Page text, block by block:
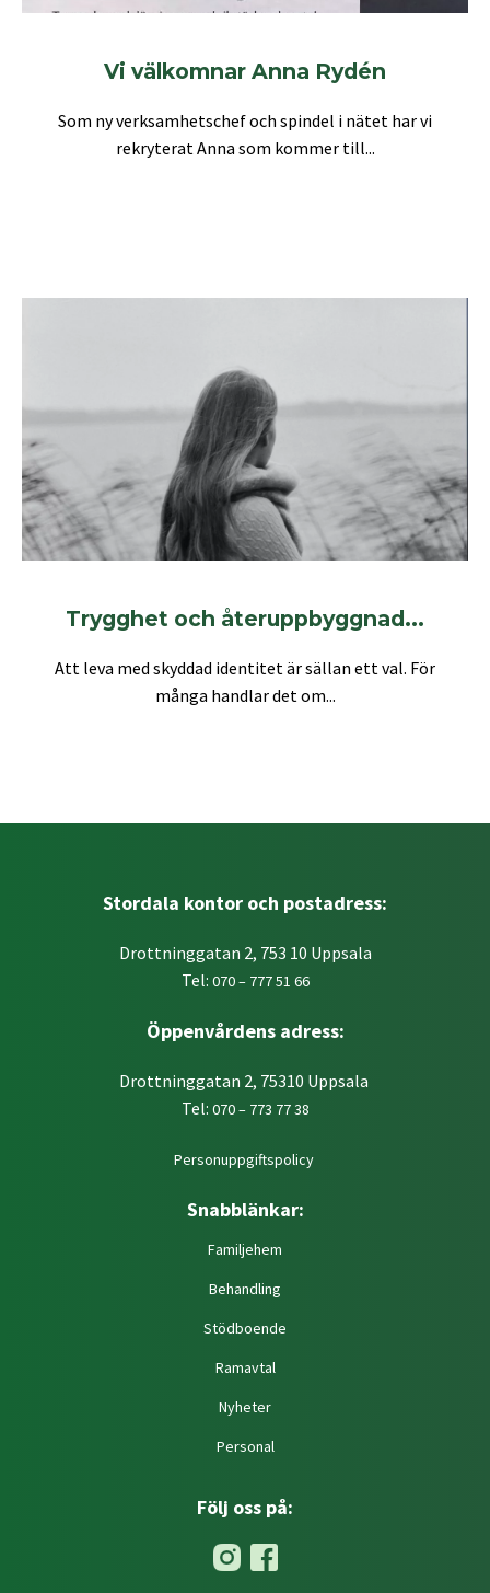
Vi välkomnar Anna Rydén
Som ny verksamhetschef och spindel i nätet har vi
rekryterat Anna som kommer till...
Trygghet och återuppbyggnad...
Att leva med skyddad identitet är sällan ett val. För
många handlar det om...
Stordala kontor och postadress:
Drottninggatan 2, 753 10 Uppsala
Tel: 070 – 777 51 66
Öppenvårdens adress:
Drottninggatan 2, 75310 Uppsala
Tel: 070 – 773 77 38
Personuppgiftspolicy
Snabblänkar:
Familjehem
Behandling
Stödboende
Ramavtal
Nyheter
Personal
Följ oss på: